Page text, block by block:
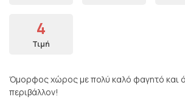
4
Τιμή
Όμορφος χώρος με πολύ καλό φαγητό και
περιβάλλον!